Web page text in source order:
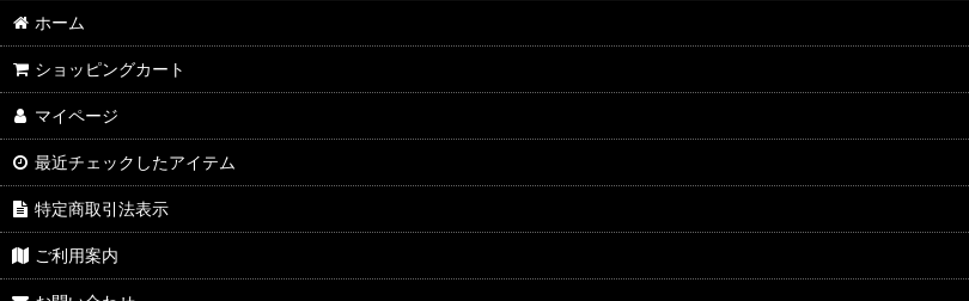
ホーム
ショッピングカート
マイページ
最近チェックしたアイテム
特定商取引法表示
ご利用案内